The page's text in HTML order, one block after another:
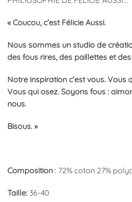
« Coucou, c’est Félicie Aussi.
Nous sommes un studio de
des fous rires, des paillettes et
Notre inspiration c’est vous. Vous
Vous qui osez. Soyons fous :
nous.
Bisous. »
Composition : 72% coton 27%
Taille: 36-40